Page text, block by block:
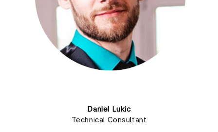
Daniel Lukic
Technical Consultant